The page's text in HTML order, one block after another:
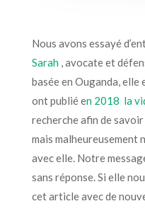
Nous avons essayé
Sarah , avocate et
basée en Ouganda,
ont publié en 2018 la
recherche afin de
mais malheureusement
avec elle. Notre
sans réponse. Si elle
cet article avec de